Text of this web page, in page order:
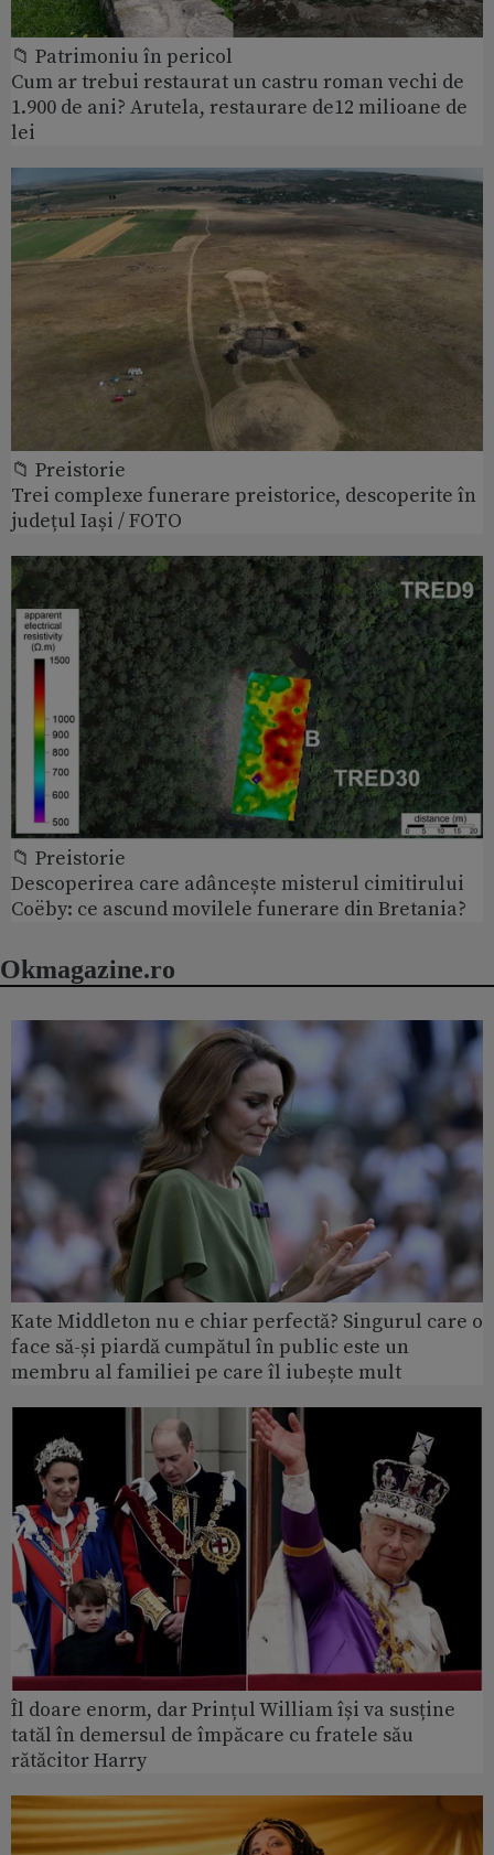
📁 Patrimoniu în pericol
Cum ar trebui restaurat un castru roman vechi de
1.900 de ani? Arutela, restaurare de12 milioane de
lei
📁 Preistorie
Trei complexe funerare preistorice, descoperite în
județul Iași / FOTO
📁 Preistorie
Descoperirea care adâncește misterul cimitirului
Coëby: ce ascund movilele funerare din Bretania?
Okmagazine.ro
Kate Middleton nu e chiar perfectă? Singurul care o
face să-și piardă cumpătul în public este un
membru al familiei pe care îl iubește mult
Îl doare enorm, dar Prințul William își va susține
tatăl în demersul de împăcare cu fratele său
rătăcitor Harry